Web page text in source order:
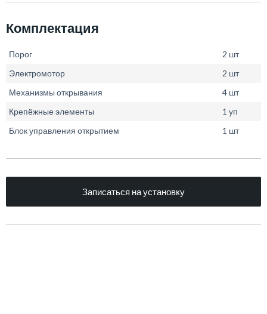
Комплектация
Порог
2 шт
Электромотор
2 шт
Механизмы открывания
4 шт
Крепёжные элементы
1 уп
Блок управления открытием
1 шт
Записаться на установку